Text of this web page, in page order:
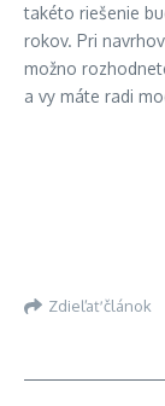
takéto riešenie
rokov. Pri
možno
a vy máte radi
Zdieľať článok